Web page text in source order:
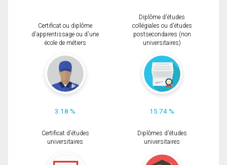
Certificat ou diplôme
d'apprentissage ou d'une
école de métiers
3.18 %
Diplôme d'études
collégiales ou d'études
postsecondaires (non
universitaires)
15.74 %
Certificat d'études
universitaires
Diplômes d'études
universitaires